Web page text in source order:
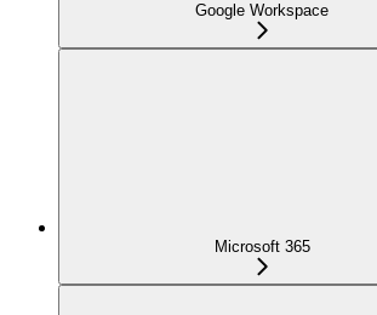
Google Workspace
Microsoft 365